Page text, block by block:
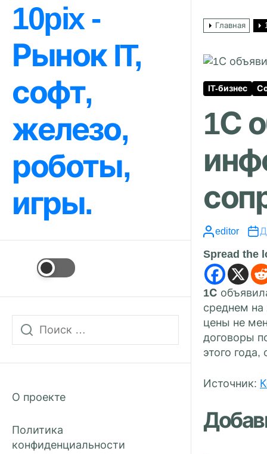
Перейти
содержимому
10pix -
Рынок IT,
софт,
железо,
роботы,
игры.
О проекте
Политика
конфиденциальности
Главная
IT-бизнес
1С
editor
Spread the
1С
среднем на
цены не
договоры
этого года,
Источник: